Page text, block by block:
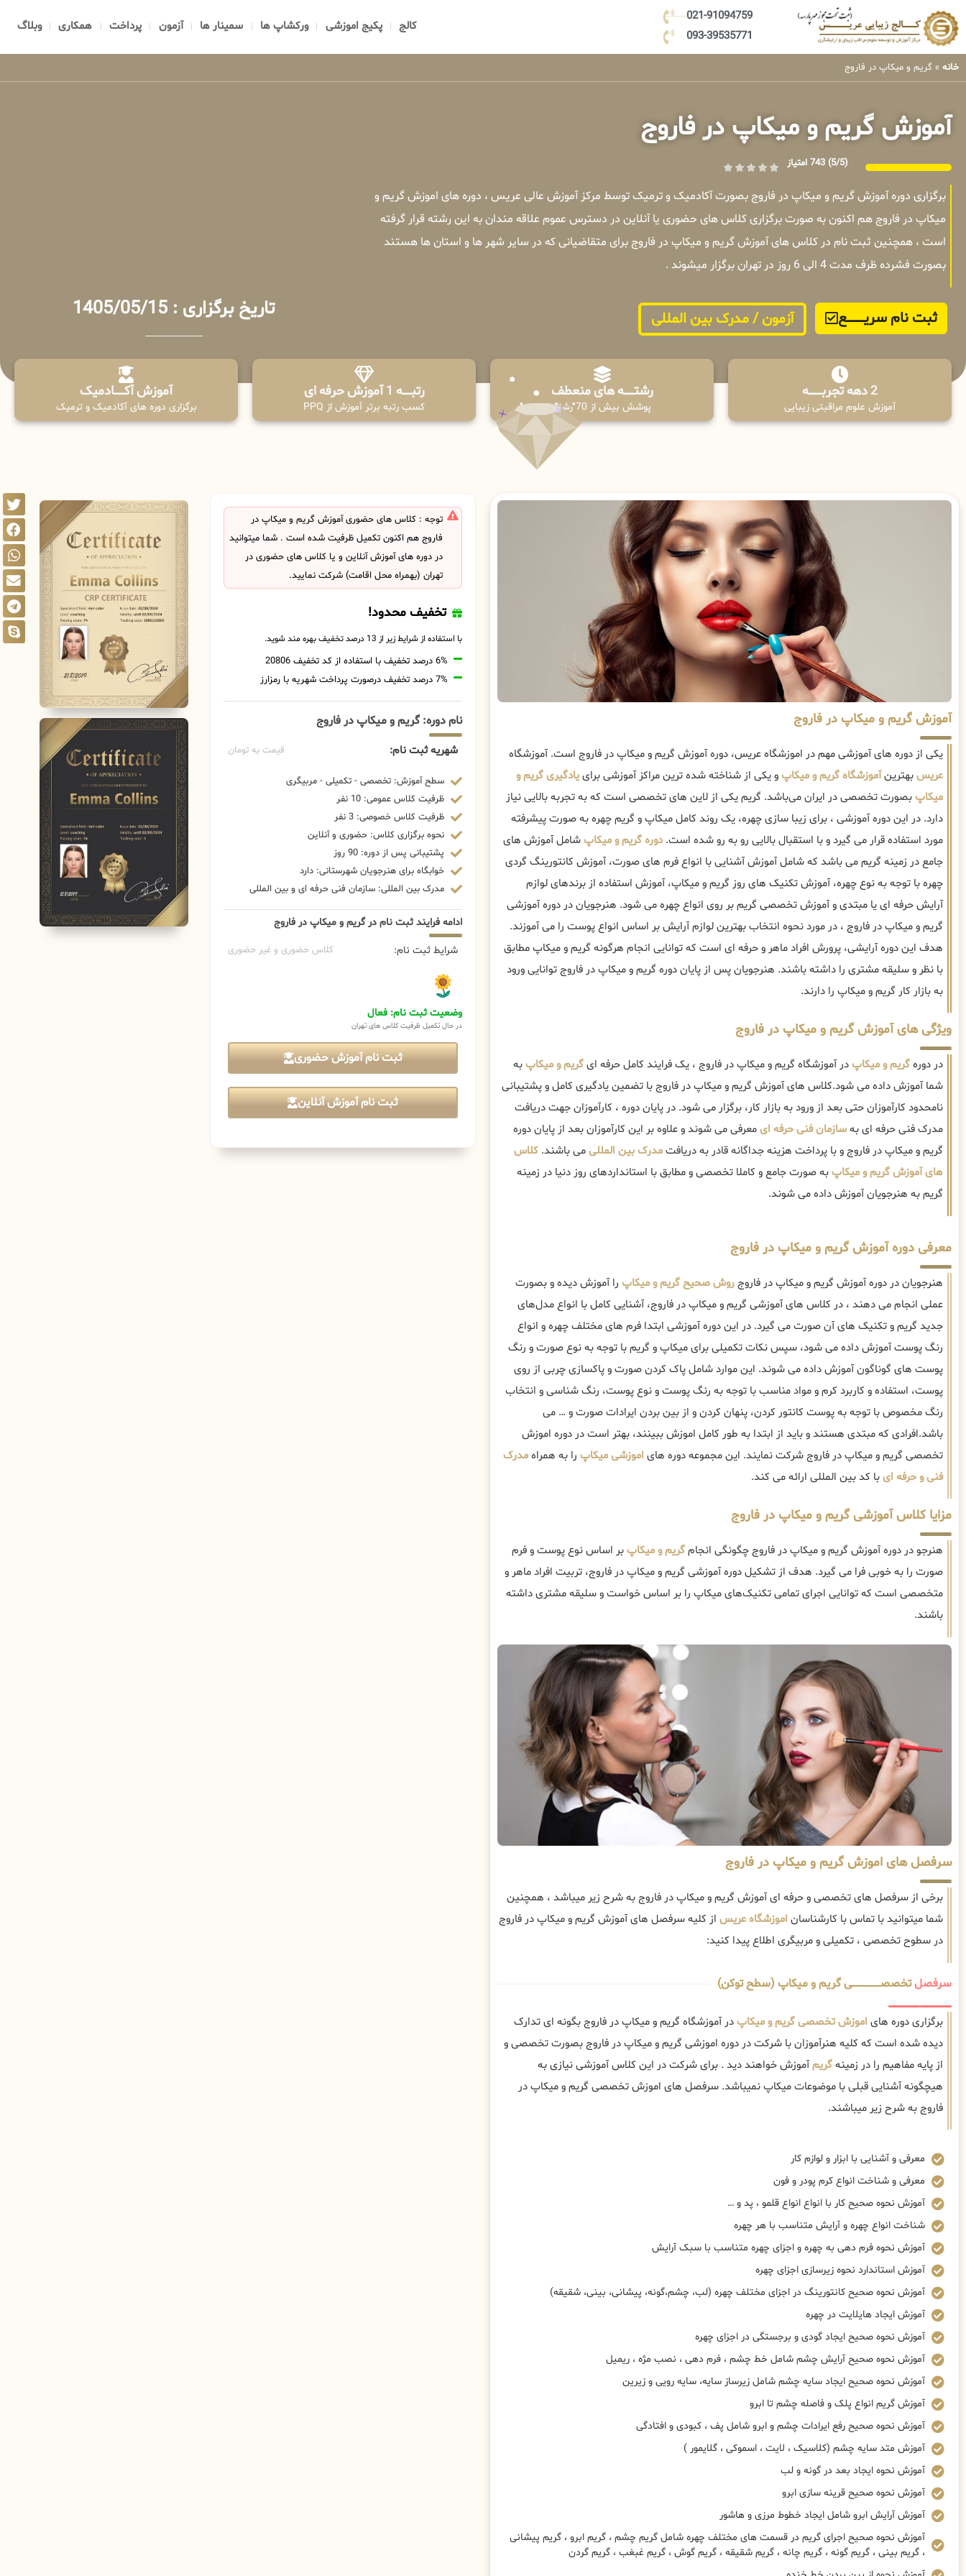
021-91094759
093-39535771
کالج پکیج اموزشی ورکشاپ ها سمینار ها آزمون پرداخت همکاری وبلاگ
خانه » گریم و میکاپ در فاروج
آموزش گریم و میکاپ در فاروج
(5/5) 743 امتیاز
برگزاری دوره آموزش گریم و میکاپ در فاروج بصورت آکادمیک و ترمیک توسط مرکز آموزش عالی عریس ، دوره های اموزش گریم و
میکاپ در فاروج هم اکنون به صورت برگزاری کلاس های حضوری یا آنلاین در دسترس عموم علاقه مندان به این رشته قرار گرفته
است ، همچنین ثبت نام در کلاس های آموزش گریم و میکاپ در فاروج برای متقاضیانی که در سایر شهر ها و استان ها هستند
بصورت فشرده ظرف مدت 4 الی 6 روز در تهران برگزار میشوند .
ثبت نام سریــــــــــــع آزمون / مدرک بین المللی تاریخ برگزاری : 1405/05/15
2 دهه تجربـــــــــه
آموزش علوم مراقبتی زیبایی
رشتـــــــه های منعطف
پوشش بیش از 70 رشته
رتبــــــه 1 آموزش حرفه ای
کسب رتبه برتر آموزش از PPQ
آموزش آکـــــــادمیک
برگزاری دوره های آکادمیک و ترمیک
آموزش گریم و میکاپ در فاروج
یکی از دوره های آموزشی مهم در اموزشگاه عریس، دوره آموزش گریم و میکاپ در فاروج است. آموزشگاه
عریسبهترینآموزشگاه گریم و میکاپو یکی از شناخته شده ترین مراکز آموزشی براییادگیری گریم و
میکاپبصورت تخصصی در ایران می‌باشد. گریم یکی از لاین های تخصصی است که به تجربه بالایی نیاز
دارد. در این دوره آموزشی ، برای زیبا سازی چهره، یک روند کامل میکاپ و گریم چهره به صورت پیشرفته
مورد استفاده قرار می گیرد و با استقبال بالایی رو به رو شده است.دوره گریم و میکاپشامل آموزش های
جامع در زمینه گریم می باشد که شامل آموزش آشنایی با انواع فرم های صورت، آموزش کانتورینگ گردی
چهره با توجه به نوع چهره، آموزش تکنیک های روز گریم و میکاپ، آموزش استفاده از برندهای لوازم
آرایش حرفه ای یا مبتدی و آموزش تخصصی گریم بر روی انواع چهره می شود. هنرجویان در دوره آموزشی
گریم و میکاپ در فاروج ، در مورد نحوه انتخاب بهترین لوازم آرایش بر اساس انواع پوست را می آموزند.
هدف این دوره آرایشی، پرورش افراد ماهر و حرفه ای است که توانایی انجام هرگونه گریم و میکاپ مطابق
با نظر و سلیقه مشتری را داشته باشند. هنرجویان پس از پایان دوره گریم و میکاپ در فاروج توانایی ورود
به بازار کار گریم و میکاپ را دارند.
ویژگی های آموزش گریم و میکاپ در فاروج
در دورهگریم و میکاپدر آموزشگاه گریم و میکاپ در فاروج ، یک فرایند کامل حرفه ایگریم و میکاپبه
شما آموزش داده می شود.کلاس های آموزش گریم و میکاپ در فاروج با تضمین یادگیری کامل و پشتیبانی
نامحدود کارآموزان حتی بعد از ورود به بازار کار، برگزار می شود. در پایان دوره ، کارآموزان جهت دریافت
مدرک فنی حرفه ای بهسازمان فنی حرفه ایمعرفی می شوند و علاوه بر این کارآموزان بعد از پایان دوره
گریم و میکاپ در فاروج و با پرداخت هزینه جداگانه قادر به دریافتمدرک بین المللیمی باشند. کلاس
های آموزش گریم و میکاپبه صورت جامع و کاملا تخصصی و مطابق با استانداردهای روز دنیا در زمینه
گریم به هنرجویان آموزش داده می شوند.
معرفی دوره آموزش گریم و میکاپ در فاروج
هنرجویان در دوره آموزش گریم و میکاپ در فاروجروش صحیح گریم و میکاپ را آموزش دیده و بصورت
عملی انجام می دهند ، در کلاس های آموزشی گریم و میکاپ در فاروج، آشنایی کامل با انواع مدل‌های
جدید گریم و تکنیک های آن صورت می گیرد. در این دوره آموزشی ابتدا فرم های مختلف چهره و انواع
رنگ پوست آموزش داده می شود، سپس نکات تکمیلی برای میکاپ و گریم با توجه به نوع صورت و رنگ
پوست های گوناگون آموزش داده می شوند. این موارد شامل پاک کردن صورت و پاکسازی چربی از روی
پوست، استفاده و کاربرد کرم و مواد مناسب با توجه به رنگ پوست و نوع پوست، رنگ شناسی و انتخاب
رنگ مخصوص با توجه به پوست کانتور کردن، پنهان کردن و از بین بردن ایرادات صورت و … می
باشد.افرادی که مبتدی هستند و باید از ابتدا به طور کامل اموزش ببینند، بهتر است در دوره اموزش
تخصصی گریم و میکاپ در فاروج شرکت نمایند. این مجموعه دوره های اموزشی میکاپ را به همراهمدرک
فنی و حرفه ایبا کد بین المللی ارائه می کند.
مزایا کلاس آموزشی گریم و میکاپ در فاروج
هنرجو در دوره آموزش گریم و میکاپ در فاروج چگونگی انجامگریم و میکاپبر اساس نوع پوست و فرم
صورت را به خوبی فرا می گیرد. هدف از تشکیل دوره آموزشی گریم و میکاپ در فاروج، تربیت افراد ماهر و
متخصصی است که توانایی اجرای تمامی تکنیک‌های میکاپ را بر اساس خواست و سلیقه مشتری داشته
باشند.
سرفصل های اموزش گریم و میکاپ در فاروج
برخی از سرفصل های تخصصی و حرفه ای آموزش گریم و میکاپ در فاروج به شرح زیر میباشد ، همچنین
شما میتوانید با تماس با کارشناسان اموزشگاه عریس از کلیه سرفصل های آموزش گریم و میکاپ در فاروج
در سطوح تخصصی ، تکمیلی و مربیگری اطلاع پیدا کنید:
سرفصلتخصصــــــــــــــــــــی گریم و میکاپ (سطح توکن)
برگزاری دوره های اموزش تخصصی گریم و میکاپدر آموزشگاه گریم و میکاپ در فاروج بگونه ای تدارک
دیده شده است که کلیه هنرآموزان با شرکت در دوره اموزشی گریم و میکاپ در فاروج بصورت تخصصی و
از پایه مفاهیم را در زمینهگریمآموزش خواهند دید . برای شرکت در این کلاس آموزشی نیازی به
هیچگونه آشنایی قبلی با موضوعات میکاپ نمیباشد. سرفصل های اموزش تخصصی گریم و میکاپ در
فاروج به شرح زیر میباشند.
معرفی و آشنایی با ابزار و لوازم کار
معرفی و شناخت انواع کرم پودر و فون
آموزش نحوه صحیح کار با انواع انواع قلمو ، پد و …
شناخت انواع چهره و آرایش متناسب با هر چهره
آموزش نحوه فرم دهی به چهره و اجزای چهره متناسب با سبک آرایش
آموزش استاندارد نحوه زیرسازی اجزای چهره
آموزش نحوه صحیح کانتورینگ در اجزای مختلف چهره (لب، چشم،گونه، پیشانی، بینی، شقیقه)
آموزش ایجاد هایلایت در چهره
آموزش نحوه صحیح ایجاد گودی و برجستگی در اجزای چهره
آموزش نحوه صحیح آرایش چشم شامل خط چشم ، فرم دهی ، نصب مژه ، ریمیل
آموزش نحوه صحیح ایجاد سایه چشم شامل زیرساز سایه، سایه رویی و زیرین
آموزش گریم انواع پلک و فاصله چشم تا ابرو
آموزش نحوه صحیح رفع ایرادات چشم و ابرو شامل پف ، کبودی و افتادگی
آموزش متد سایه چشم (کلاسیک ، لایت ، اسموکی ، گلایمور )
آموزش نحوه ایجاد بعد در گونه و لب
آموزش نحوه صحیح قرینه سازی ابرو
آموزش آرایش ابرو شامل ایجاد خطوط مرزی و هاشور
آموزش نحوه صحیح اجرای گریم در قسمت های مختلف چهره شامل گریم چشم ، گریم ابرو ، گریم پیشانی
، گریم بینی ، گریم گونه ، گریم چانه ، گریم شقیقه ، گریم گوش ، گریم غبغب ، گریم گردن
توجه : کلاس های حضوری آموزش گریم و میکاپ در
فاروج هم اکنون تکمیل ظرفیت شده است . شما میتوانید
در دوره های آموزش آنلاین و یا کلاس های حضوری در
تهران (بهمراه محل اقامت) شرکت نمایید.
تخفیف محدود!
با استفاده از شرایط زیر از 13 درصد تخفیف بهره مند شوید.
6% درصد تخفیف با استفاده از کد تخفیف 20806
7% درصد تخفیف درصورت پرداخت شهریه با رمزارز
نام دوره: گریم و میکاپ در فاروج
شهریه ثبت نام: قیمت به تومان
سطح آموزش: تخصصی - تکمیلی - مربیگری
ظرفیت کلاس عمومی: 10 نفر
ظرفیت کلاس خصوصی: 3 نفر
نحوه برگزاری کلاس: حضوری و آنلاین
پشتیبانی پس از دوره: 90 روز
خوابگاه برای هنرجویان شهرستانی: دارد
مدرک بین المللی: سازمان فنی حرفه ای و بین المللی
ادامه فرایند ثبت نام در گریم و میکاپ در فاروج
شرایط ثبت نام: کلاس حضوری و غیر حضوری
وضعیت ثبت نام: فعال
در حال تکمیل ظرفیت کلاس های تهران
ثبت نام آموزش حضوری
ثبت نام آموزش آنلاین